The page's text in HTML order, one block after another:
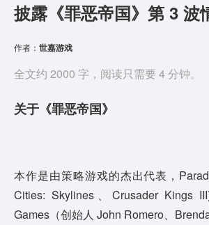
披露《罪恶帝国》第 3 波
作者： 世嘉游戏
全文约 2000 字，阅读只需要 4 分钟。
关于《罪恶帝国》
本作是由策略游戏的杰出代表，
Cities: Skylines、Crusader Kings
Games（创始人 John Romero、